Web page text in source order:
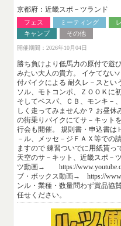
京都府：近畿スポ－ツランド
フェス ミーティング
キャンプ
その他
開催期間：2026年10月04日
勝ち負けより低馬力の原付で遊
みたい大人の貴方。 イケてない
付バイクによる 耐久レ－スとい
ソル、モトコンポ、ＺＯＯＫに
そしてベスパ、ＣＢ、モンキ－
しく走ってみませんか？ お昼休
の街乗りバイクにてサ－キット
行会も開催。 規則書・申込書は
－ル、メッセ－ジＦＡＸ等での
ますので 練習ついでに用紙貰っ
天空のサ－キット、近畿スポ－
ツ動画→ https://
ブ・ボックス動画→ https://
ンル・業種・数量問わず賞品協
任せください。